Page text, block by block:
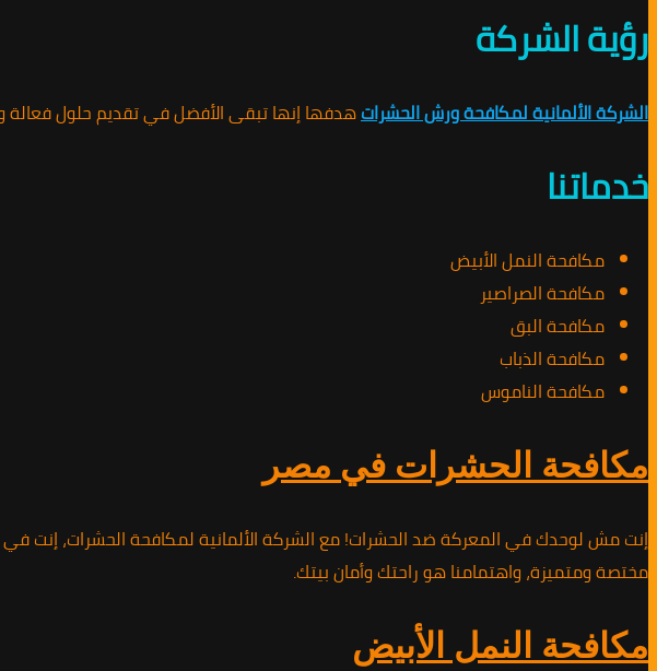
رؤية الشركة
الشركة الألمانية لمكافحة ورش الحشراتهدفها إنها تبقى الأفضل في تقديم حلول فعالة
خدماتنا
مكافحة النمل الأبيض
مكافحة الصراصير
مكافحة البق
مكافحة الذباب
مكافحة الناموس
مكافحة الحشرات في مصر
إنت مش لوحدك في المعركة ضد الحشرات! مع الشركة الألمانية لمكافحة الحشرات، إنت
مختصة ومتميزة، واهتمامنا هو راحتك وأمان بيتك.
مكافحة النمل الأبيض